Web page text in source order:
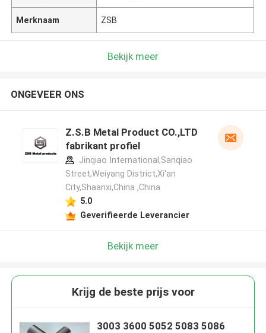
Merknaam ZSB
Bekijk meer
ONGEVEER ONS
Z.S.B Metal Product CO.,LTD
fabrikant profiel
Jinqiao International,Sanqiao
Street,Weiyang District,Xi'an
City,Shaanxi,China ,China
5.0
Geverifieerde Leverancier
Bekijk meer
Krijg de beste prijs voor
3003 3600 5052 5083 5086